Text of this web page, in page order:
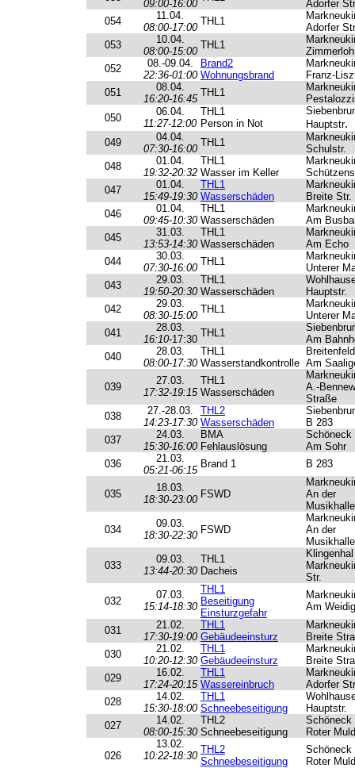
09:00-16:00
Adorfer
054
11.04.
08:00-17:00
THL1
Adorfer
053
10.04.
08:00-15:00
THL1
Zimmerloh
052
08.-09.04.
22:36-01:00
Brand2
Wohnungsbrand
Franz-
051
08.04.
16:20-16:45
THL1
050
06.04.
11:27-12:00
THL1
Person in Not
Hauptstr.
049
04.04.
07:30-16:00
THL1
Schulstr.
048
01.04.
19:32-20:32
THL1
Wasser im Keller
047
01.04.
15:49-19:30
THL1
Wasserschäden
Breite Str.
046
01.04.
09:45-10:30
THL1
Wasserschäden
Am
045
31.03.
13:53-14:30
THL1
Wasserschäden
Am Echo
044
30.03.
07:30-16:00
THL1
Unterer
043
29.03.
19:50-20:30
THL1
Wasserschäden
Hauptstr.
042
29.03.
08:30-15:00
THL1
Unterer
041
28.03.
16:10-17:30
THL1
Am
040
28.03.
08:00-17:30
THL1
Wasserstandkontrolle
Breitenfeld
Am
039
27.03.
17:32-19:15
THL1
Wasserschäden
A.-
Straße
038
27.-28.03.
14:23-17:30
THL2
Wasserschäden
B 283
037
24.03.
15:30-16:00
BMA
Fehlauslösung
Schöneck
Am Sohr
036
21.03.
05:21-06:15
Brand 1 B 283
035
18.03.
18:30-23:00 FSWD
An der
Musikhalle
034
09.03.
18:30-22:30 FSWD
An der
Musikhalle
033
09.03.
13:44-20:30
THL1
Dacheis
Klingenhal
Str.
032
07.03.
15:14-18:30
THL1
Beseitigung
Einsturzgefahr
Am Weidig
031
21.02.
17:30-19:00
THL1
Gebäudeeinsturz
Breite
030
21.02.
10:20-12:30
THL1
Gebäudeeinsturz
Breite
029
16.02.
17:24-20:15
THL1
Wassereinbruch
Adorfer
028
14.02.
15:30-18:00
THL1
Schneebeseitigung
Hauptstr.
027
14.02.
08:00-15:30
THL2
Schneebeseitigung
Schöneck
Roter
026
13.02.
10:22-18:30
THL2
Schneebeseitigung
Schöneck
Roter